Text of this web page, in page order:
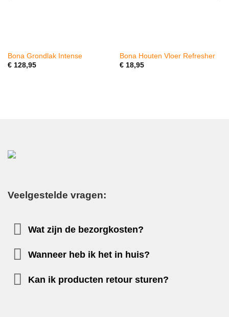
Bona Grondlak Intense
€128,95
Bona Houten Vloer Refresher
€18,95
Veelgestelde vragen:
Wat zijn de bezorgkosten?
Wanneer heb ik het in huis?
Kan ik producten retour sturen?